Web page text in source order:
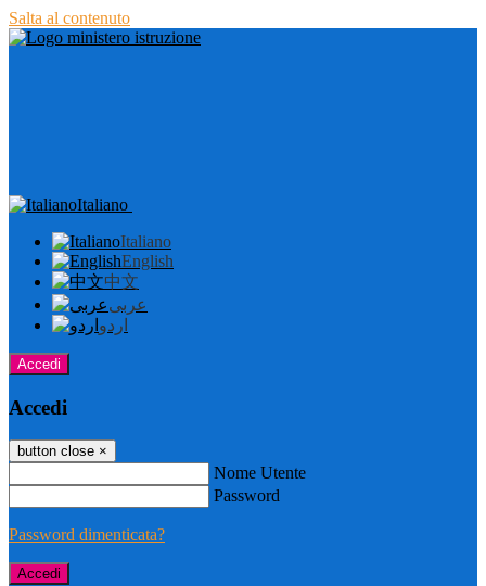
Salta al contenuto
Italiano
Italiano
English
中文
عربى
اردو
Accedi
Accedi
button close ×
Nome Utente
Password
Password dimenticata?